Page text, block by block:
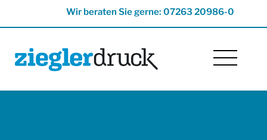
Wir beraten Sie gerne: 07263 20986-0